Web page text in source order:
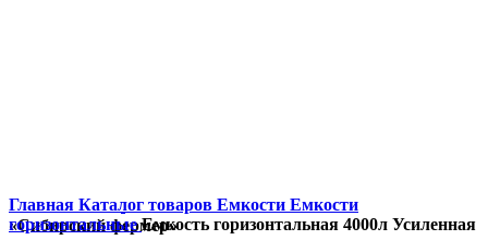
«Сибирский фермер»
Главная Каталог товаров Емкости Емкости
горизонтальныеЕмкость горизонтальная 4000л Усиленная